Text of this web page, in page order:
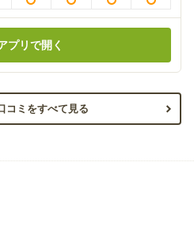
プリで開く
コミをすべて見る